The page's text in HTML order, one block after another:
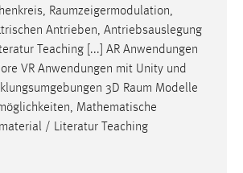
Raumzeigermodulation,
Antrieben, Antriebsauslegung
Teaching [...] AR Anwendungen
VR Anwendungen mit Unity und
3D Raum Modelle
Mathematische
/ Literatur Teaching